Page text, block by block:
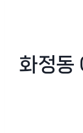
화정동